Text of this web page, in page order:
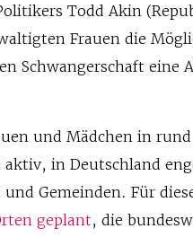
Todd Akin
Frauen die
Schwangerschaft eine
und Mädchen in
in Deutschland
und Gemeinden. Für
geplant, die